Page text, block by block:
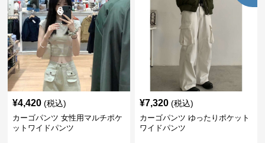
¥4,420 (税込)
カーゴパンツ 女性用マルチポケ
ットワイドパンツ
¥7,320 (税込)
カーゴパンツ ゆったりポケット
ワイドパンツ